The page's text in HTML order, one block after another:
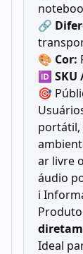
🔗
🎨 Cor:
🆔
🎯
portátil,
ar livre
áudio
ℹ️
Ideal